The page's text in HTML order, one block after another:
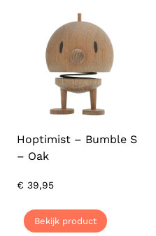
Hoptimist – Bumble S
– Oak
€ 39,95
Bekijk product